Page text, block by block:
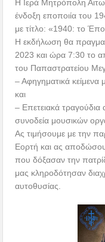
Η Ιερά Μητρόπολη
ένδοξη εποποιία του
με τίτλο: «1940: το
Η εκδήλωση θα
2023 και ώρα 7:30 το
του Παπαστρατείου
– Αφηγηματικά
και
– Επετειακά
συνοδεία μουσικών
Ας τιμήσουμε με την
Εορτή και ας
που δόξασαν την
μας κληροδότησαν
αυτοθυσίας.